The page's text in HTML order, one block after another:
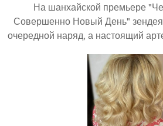
На шанхайской премьере
Совершенно Новый День"
очередной наряд, а настоящий